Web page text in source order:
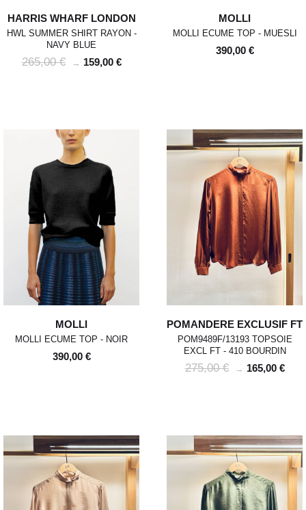
HARRIS WHARF LONDON
HWL SUMMER SHIRT RAYON -
NAVY BLUE
265,00 € → 159,00 €
MOLLI
MOLLI ECUME TOP - MUESLI
390,00 €
MOLLI
MOLLI ECUME TOP - NOIR
390,00 €
POMANDERE EXCLUSIF FT
POM9489F/13193 TOPSOIE
EXCL FT - 410 BOURDIN
275,00 € → 165,00 €